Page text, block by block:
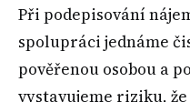
Při podepisování
spolupráci jednáme
pověřenou osobou a
vystavujeme riziku,